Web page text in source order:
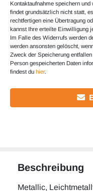
Kontaktaufnahme speichern
findet grundsätzlich nicht statt,
rechtfertigen eine Übertragung
kannst Ihre erteilte Einwilligung
Im Falle des Widerrufs werden
werden ansonsten gelöscht,
Zweck der Speicherung
Person gespeicherten Daten
findest du hier.
Beschreibung
Metallic,